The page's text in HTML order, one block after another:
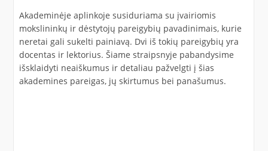
Akademinėje aplinkoje susiduriama su įvairiomis
mokslininkų ir dėstytojų pareigybių pavadinimais, kurie
neretai gali sukelti painiavą. Dvi iš tokių pareigybių yra
docentas ir lektorius. Šiame straipsnyje pabandysime
išsklaidyti neaiškumus ir detaliau pažvelgti į šias
akademines pareigas, jų skirtumus bei panašumus.